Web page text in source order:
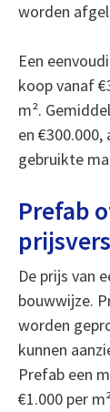
worden
Een
koop vanaf
m².
en
gebruikte
Prefab
De prijs van
bouwwijze.
worden
kunnen
Prefab een
€1.000 per